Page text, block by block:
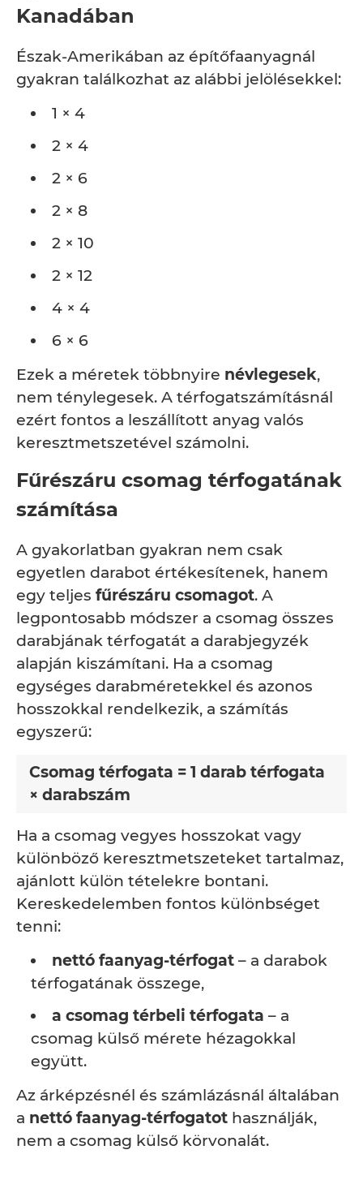
Kanadában
Észak-Amerikában az építőfaanyagnál
gyakran találkozhat az alábbi jelölésekkel:
1 × 4
2 × 4
2 × 6
2 × 8
2 × 10
2 × 12
4 × 4
6 × 6
Ezek a méretek többnyire névlegesek,
nem ténylegesek. A térfogatszámításnál
ezért fontos a leszállított anyag valós
keresztmetszetével számolni.
Fűrészáru csomag térfogatának
számítása
A gyakorlatban gyakran nem csak
egyetlen darabot értékesítenek, hanem
egy teljes fűrészáru csomagot. A
legpontosabb módszer a csomag összes
darabjának térfogatát a darabjegyzék
alapján kiszámítani. Ha a csomag
egységes darabméretekkel és azonos
hosszokkal rendelkezik, a számítás
egyszerű:
Csomag térfogata = 1 darab térfogata
× darabszám
Ha a csomag vegyes hosszokat vagy
különböző keresztmetszeteket tartalmaz,
ajánlott külön tételekre bontani.
Kereskedelemben fontos különbséget
tenni:
nettó faanyag-térfogat – a darabok
térfogatának összege,
a csomag térbeli térfogata – a
csomag külső mérete hézagokkal
együtt.
Az árképzésnél és számlázásnál általában
a nettó faanyag-térfogatot használják,
nem a csomag külső körvonalát.